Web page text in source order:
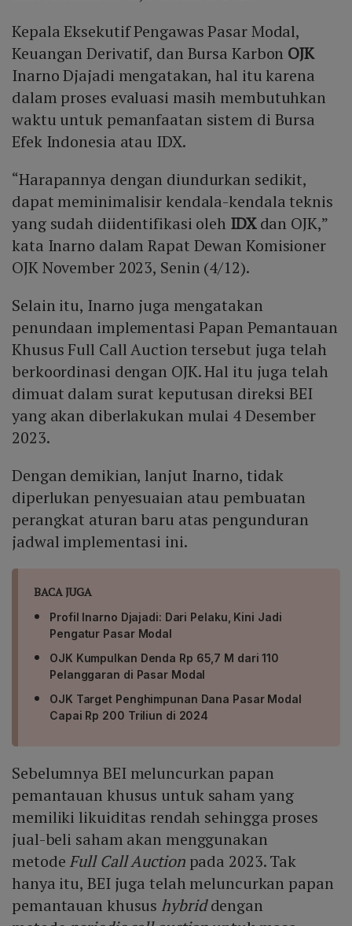
Kepala Eksekutif Pengawas Pasar Modal,
Keuangan Derivatif, dan Bursa Karbon OJK
Inarno Djajadi mengatakan, hal itu karena
dalam proses evaluasi masih membutuhkan
waktu untuk pemanfaatan sistem di Bursa
Efek Indonesia atau IDX.
“Harapannya dengan diundurkan sedikit,
dapat meminimalisir kendala-kendala teknis
yang sudah diidentifikasi oleh IDXdan OJK,”
kata Inarno dalam Rapat Dewan Komisioner
OJK November 2023, Senin (4/12).
Selain itu, Inarno juga mengatakan
penundaan implementasi Papan Pemantauan
Khusus Full Call Auction tersebut juga telah
berkoordinasi dengan OJK. Hal itu juga telah
dimuat dalam surat keputusan direksi BEI
yang akan diberlakukan mulai 4 Desember
2023.
Dengan demikian, lanjut Inarno, tidak
diperlukan penyesuaian atau pembuatan
perangkat aturan baru atas pengunduran
jadwal implementasi ini.
BACA JUGA
Profil Inarno Djajadi: Dari Pelaku, Kini Jadi
Pengatur Pasar Modal
OJK Kumpulkan Denda Rp 65,7 M dari 110
Pelanggaran di Pasar Modal
OJK Target Penghimpunan Dana Pasar Modal
Capai Rp 200 Triliun di 2024
Sebelumnya BEI meluncurkan papan
pemantauan khusus untuk saham yang
memiliki likuiditas rendah sehingga proses
jual-beli saham akan menggunakan
metode Full Call Auction pada 2023. Tak
hanya itu, BEI juga telah meluncurkan papan
pemantauan khusushybriddengan